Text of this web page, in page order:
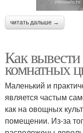
читать дальше →
Как
комнатных
Маленький и
является частым
как на овощных
помещении. Из-за